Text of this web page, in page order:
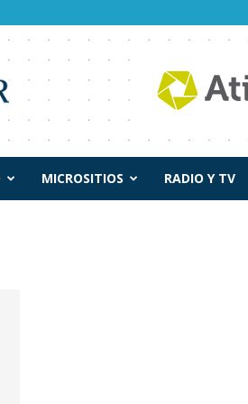
MICROSITIOS RADIO Y TV